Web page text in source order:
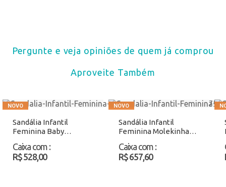
Pergunte e veja opiniões de quem já comprou
Aproveite Também
Sandália Infantil
Feminina Baby
Verde Atacado
Caixa com :
R$ 528,00
Sandália Infantil
Feminina Molekinha
Atacado
Caixa com :
R$ 657,60